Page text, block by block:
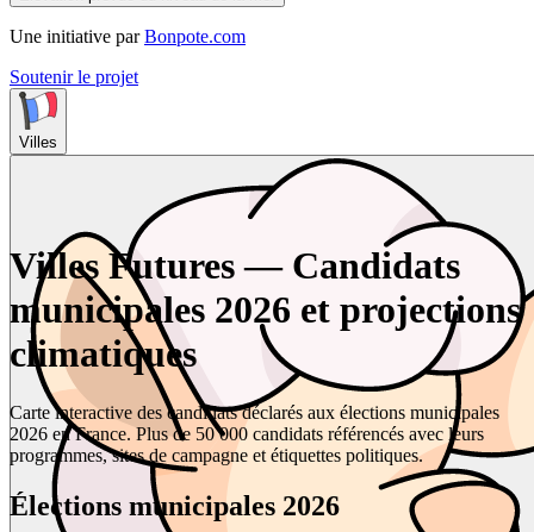
Une initiative par Bonpote.com
Soutenir le projet
Villes
Villes Futures — Candidats
municipales 2026 et projections
climatiques
Carte interactive des candidats déclarés aux élections municipales
2026 en France. Plus de 50 000 candidats référencés avec leurs
programmes, sites de campagne et étiquettes politiques.
Élections municipales 2026